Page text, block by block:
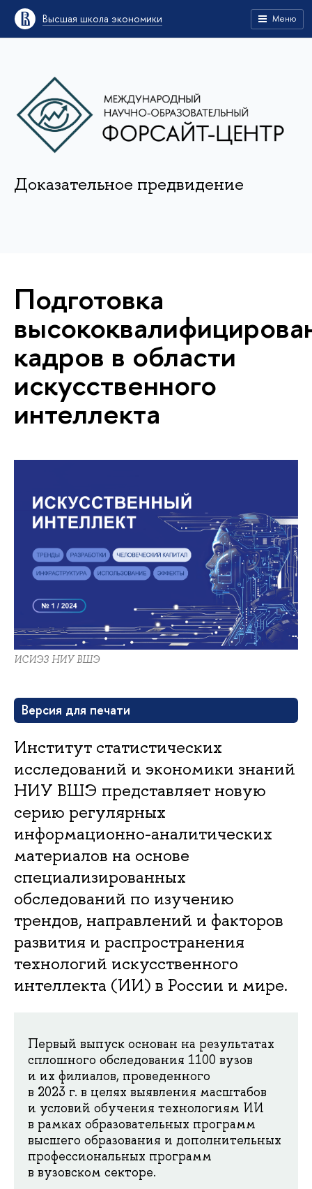
Высшая школа экономики Меню
Доказательное предвидение
Подготовка
кадров в области
искусственного
интеллекта
ИСИЭЗ НИУ ВШЭ
Версия для печати
Институт статистических
исследований и экономики знаний
НИУ ВШЭ представляет новую
серию регулярных
информационно-аналитических
материалов на основе
специализированных
обследований по изучению
трендов, направлений и факторов
развития и распространения
технологий искусственного
интеллекта (ИИ) в России и мире.
Первый выпуск основан на результатах
сплошного обследования 1100 вузов
и их филиалов, проведенного
в 2023 г. в целях выявления масштабов
и условий обучения технологиям ИИ
в рамках образовательных программ
высшего образования и дополнительных
профессиональных программ
в вузовском секторе.